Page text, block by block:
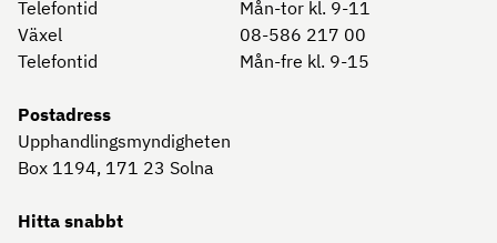
Telefontid
Mån-tor kl. 9-11
Växel
08-586 217 00
Telefontid
Mån-fre kl. 9-15
Postadress
Upphandlingsmyndigheten
Box 1194, 171 23 Solna
Hitta snabbt